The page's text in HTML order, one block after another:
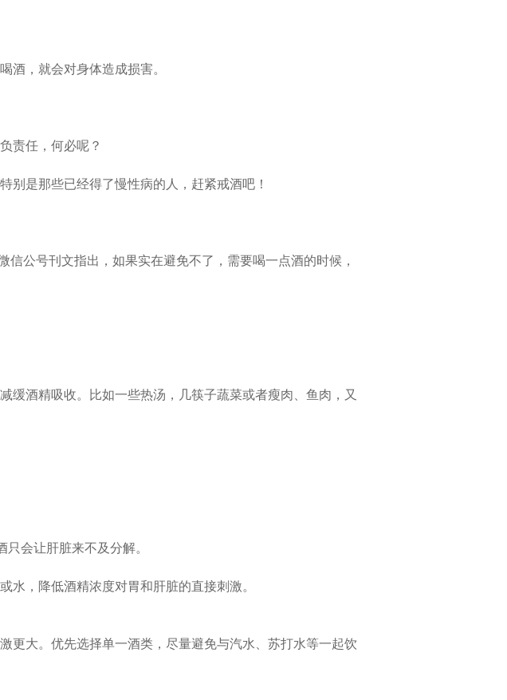
酒，就会对身体造成损害。
责任，何必呢？
别是那些已经得了慢性病的人，赶紧戒酒吧！
公号刊文指出，如果实在避免不了，需要喝一点酒的时候，
缓酒精吸收。比如一些热汤，几筷子蔬菜或者瘦肉、鱼肉，又
会让肝脏来不及分解。
水，降低酒精浓度对胃和肝脏的直接刺激。
更大。优先选择单一酒类，尽量避免与汽水、苏打水等一起饮